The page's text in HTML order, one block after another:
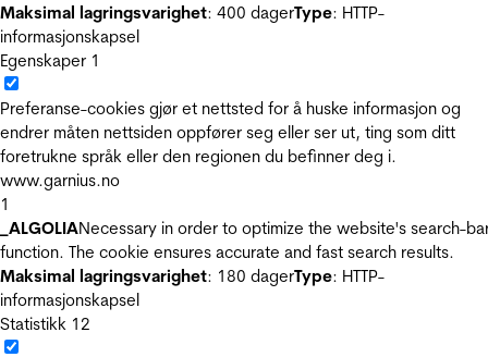
Maksimal lagringsvarighet: 400 dagerType: HTTP-
informasjonskapsel
Egenskaper 1
Preferanse-cookies gjør et nettsted for å huske informasjon og
endrer måten nettsiden oppfører seg eller ser ut, ting som ditt
foretrukne språk eller den regionen du befinner deg i.
www.garnius.no
1
_ALGOLIANecessary in order to optimize the website's search-
function. The cookie ensures accurate and fast search results.
Maksimal lagringsvarighet: 180 dagerType: HTTP-
informasjonskapsel
Statistikk 12